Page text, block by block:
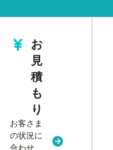
ウィンドウで開く
お
見
積
も
り
お客さま
の状況に
合わせ、
新規タブま